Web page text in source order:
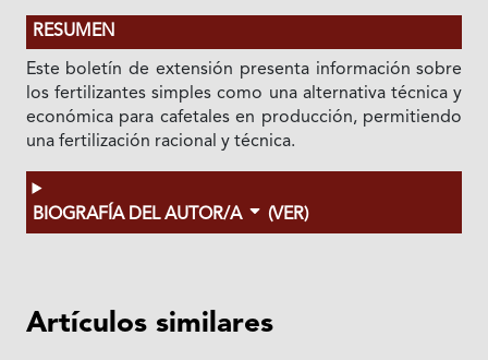
RESUMEN
Este boletín de extensión presenta información sobre
los fertilizantes simples como una alternativa técnica y
económica para cafetales en producción, permitiendo
una fertilización racional y técnica.
BIOGRAFÍA DEL AUTOR/A (VER)
Artículos similares